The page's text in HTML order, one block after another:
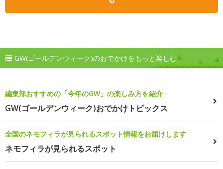
GW(ゴールデンウィーク)のおでかけをもっと楽しむ
編集部おすすめの「今年のGW」の楽しみ方を紹介
GW(ゴールデンウィーク)おでかけトピックス
全国のネモフィラが見られるスポット情報をお届けします
ネモフィラが見られるスポット